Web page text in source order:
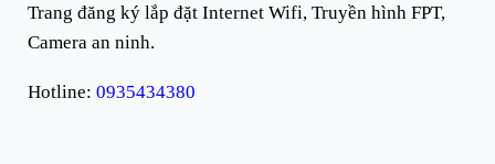
Trang đăng ký lắp đặt Internet Wifi, Truyền hình FPT,
Camera an ninh.
Hotline: 0935434380